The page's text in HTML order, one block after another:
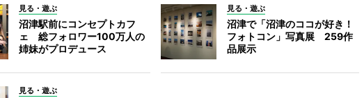
見る・遊ぶ
沼津駅前にコンセプトカフ
ェ 総フォロワー100万人の
姉妹がプロデュース
見る・遊ぶ
沼津で「沼津のココが好き！
フォトコン」写真展 259作
品展示
見る・遊ぶ